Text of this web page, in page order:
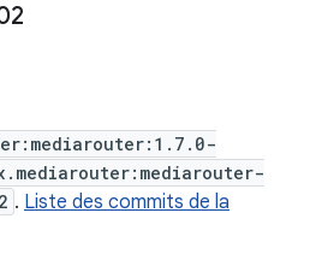
. Liste des commits de la